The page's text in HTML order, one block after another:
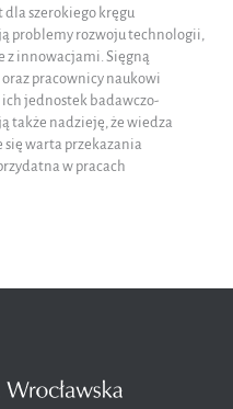
szerokiego kręgu
problemy rozwoju technologii,
z innowacjami. Sięgną
pracownicy naukowi
jednostek badawczo-
także nadzieję, że wiedza
warta przekazania
w pracach